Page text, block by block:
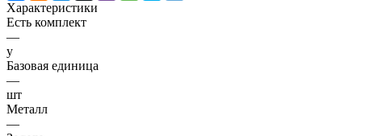
Характеристики
Есть комплект
—
y
Базовая единица
—
шт
Металл
—